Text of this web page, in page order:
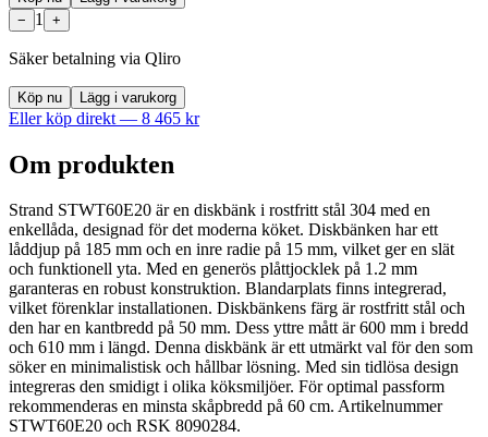
−
1 +
Säker betalning via Qliro
Köp nu Lägg i varukorg
Eller köp direkt — 8 465 kr
Om produkten
Strand STWT60E20 är en diskbänk i rostfritt stål 304 med en
enkellåda, designad för det moderna köket. Diskbänken har ett
låddjup på 185 mm och en inre radie på 15 mm, vilket ger en slät
och funktionell yta. Med en generös plåttjocklek på 1.2 mm
garanteras en robust konstruktion. Blandarplats finns integrerad,
vilket förenklar installationen. Diskbänkens färg är rostfritt stål och
den har en kantbredd på 50 mm. Dess yttre mått är 600 mm i bredd
och 610 mm i längd. Denna diskbänk är ett utmärkt val för den som
söker en minimalistisk och hållbar lösning. Med sin tidlösa design
integreras den smidigt i olika köksmiljöer. För optimal passform
rekommenderas en minsta skåpbredd på 60 cm. Artikelnummer
STWT60E20 och RSK 8090284.